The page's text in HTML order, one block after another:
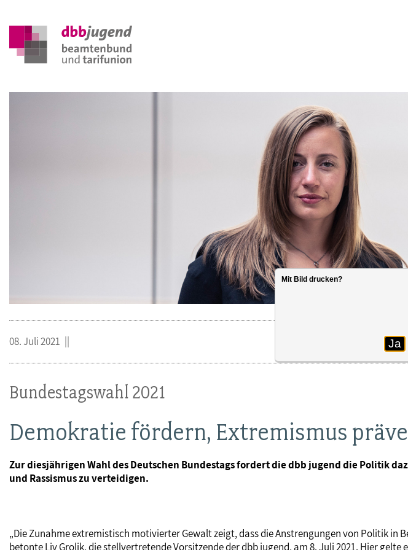
Bundestagswahl 2021
Demokratie fördern, Extremismus
Zur diesjährigen Wahl des Deutschen Bundestags fordert die dbb jugend die Politik
und Rassismus zu verteidigen.
08. Juli 2021
„Die Zunahme extremistisch motivierter Gewalt zeigt, dass die Anstrengungen von Politik
betonte Liv Grolik, die stellvertretende Vorsitzende der dbb jugend, am 8. Juli 2021. Hier
Mit Bild drucken?
Ja